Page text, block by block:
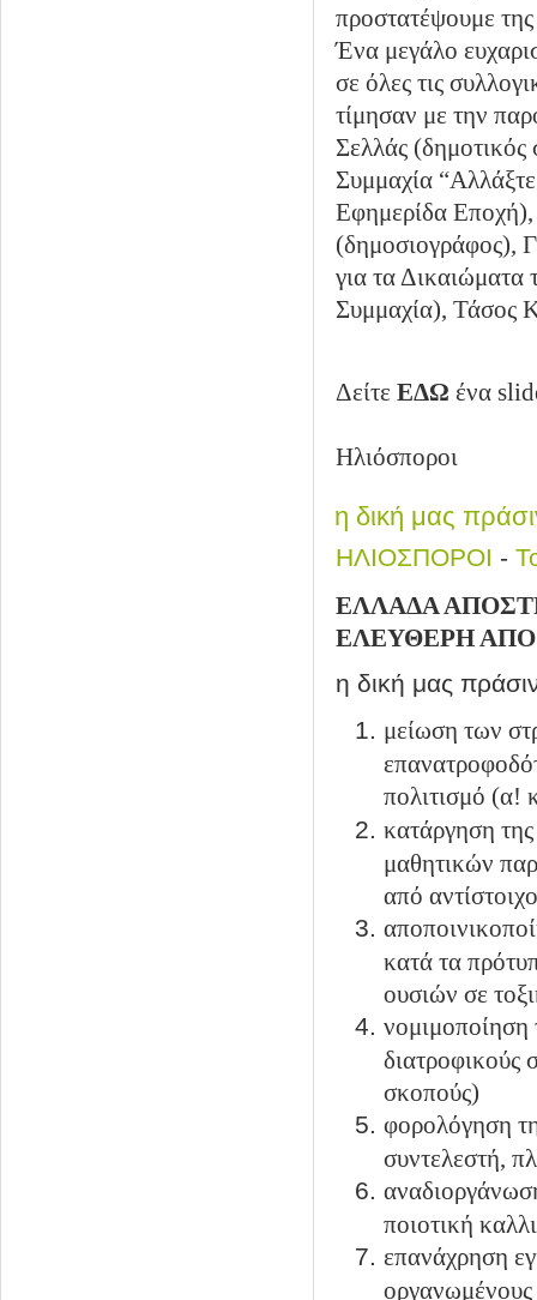
προστατέψουμε
Ένα μεγάλο
σε όλες τις
τίμησαν με την
Σελλάς
Συμμαχία
Εφημερίδα
(δημοσιογράφος),
για τα
Συμμαχία), Τάσος
Δείτε ΕΔΩ ένα
Ηλιόσποροι
η δική μας
ΗΛΙΟΣΠΟΡΟΙ -
ΕΛΛΑΔΑ
ΕΛΕΥΘΕΡΗ
η δική μας
μείωση των
πολιτισμό (α!
κατάργηση
μαθητικών
από
κατά τα
ουσιών σε
νομιμοποίηση
διατροφικούς
σκοπούς)
φορολόγηση
συντελεστή,
ποιοτική
επανάχρηση
οργανωμένους